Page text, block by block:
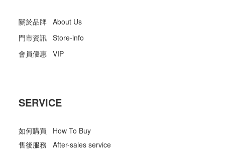
關於品牌 About Us
門市資訊 Store-info
會員優惠 VIP
SERVICE
如何購買 How To Buy
售後服務 After-sales service